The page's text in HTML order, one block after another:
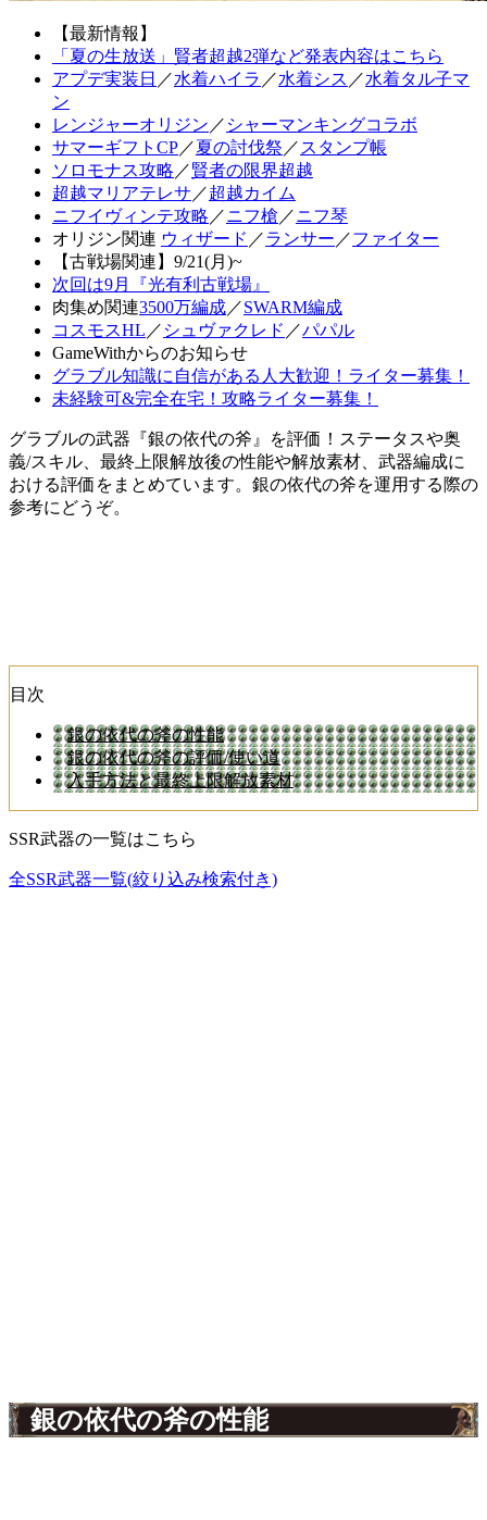
【最新情報】
「夏の生放送」賢者超越2弾など発表内容はこちら
アプデ実装日 ／水着ハイラ ／水着シス ／水着タル子マ
ン
レンジャーオリジン ／ シャーマンキングコラボ
サマーギフトCP／夏の討伐祭 ／ スタンプ帳
ソロモナス攻略 ／賢者の限界超越
超越マリアテレサ ／超越カイム
ニフイヴィンテ攻略 ／ニフ槍 ／ニフ琴
オリジン関連 ウィザード ／ランサー ／ファイター
【古戦場関連】9/21(月)~
次回は9月『光有利古戦場』
肉集め関連3500万編成／SWARM編成
コスモスHL ／ シュヴァクレド ／パパル
GameWithからのお知らせ
グラブル知識に自信がある人大歓迎！ライター募集！
未経験可&完全在宅！攻略ライター募集！
グラブルの武器『銀の依代の斧』を評価！ステータスや奥
義/スキル、最終上限解放後の性能や解放素材、武器編成に
おける評価をまとめています。銀の依代の斧を運用する際の
参考にどうぞ。
目次
銀の依代の斧の性能
銀の依代の斧の評価/使い道
入手方法と最終上限解放素材
SSR武器の一覧はこちら
全SSR武器一覧(絞り込み検索付き)
銀の依代の斧の性能